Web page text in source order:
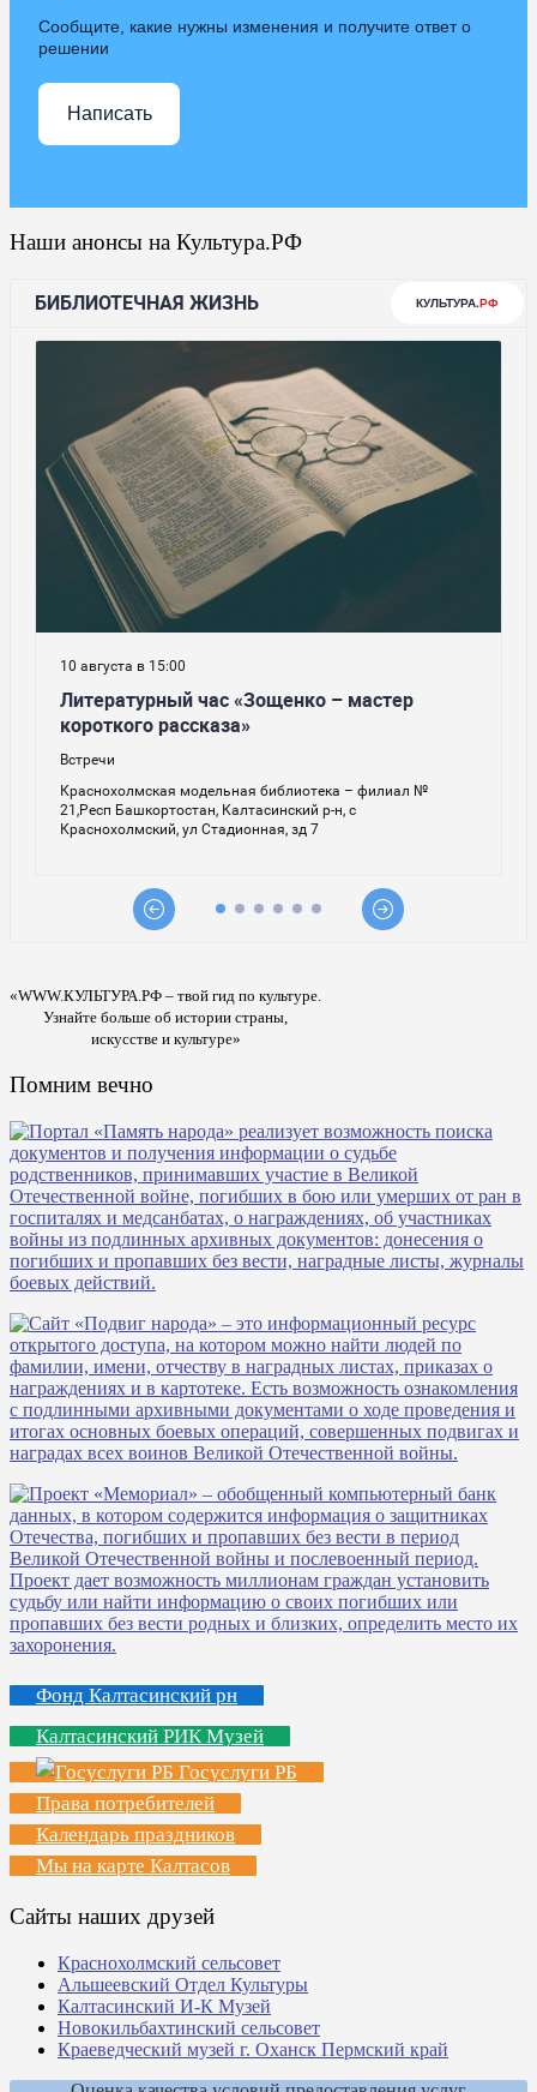
Сообщите, какие нужны изменения и получите ответ о
решении
Написать
Наши анонсы на Культура.РФ
«WWW.КУЛЬТУРА.РФ – твой гид по культуре.
Узнайте больше об истории страны,
искусстве и культуре»
Помним вечно
Фонд Калтасинский рн
Калтасинский РИК Музей
Госуслуги РБ
Права потребителей
Календарь праздников
Мы на карте Калтасов
Сайты наших друзей
Краснохолмский сельсовет
Альшеевский Отдел Культуры
Калтасинский И-К Музей
Новокильбахтинский сельсовет
Краеведческий музей г. Оханск Пермский край